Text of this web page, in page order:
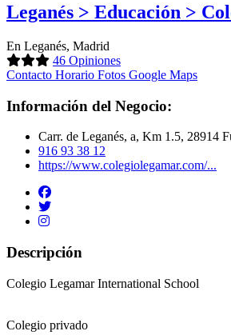
Leganés > Educación >
En Leganés, Madrid
46 Opiniones
Contacto Horario Fotos Google Maps
Información del Negocio:
Carr. de Leganés, a, Km 1.5, 28914
916 93 38 12
https://www.colegiolegamar.com/...
Descripción
Colegio Legamar International School
Colegio privado